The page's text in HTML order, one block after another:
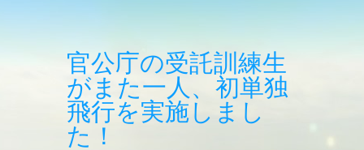
官公庁の受託訓練生
がまた一人、初単独
飛行を実施しまし
た！